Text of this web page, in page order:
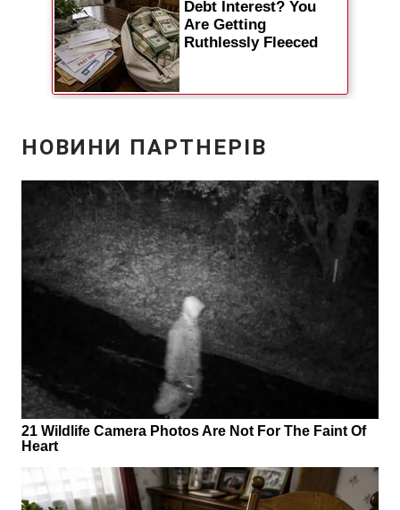
ПОСЛУГИ
Реклама на сайті Фотобанк
Моніторинг Пресцентр